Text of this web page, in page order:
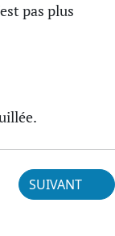
pas plus
SUIVANT